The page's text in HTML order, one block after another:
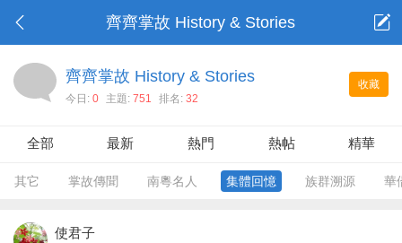
齊齊掌故 History & Stories
收藏
齊齊掌故 History & Stories
今日: 0 主題: 751 排名: 32
全部 最新 熱門 熱帖 精華
其它 掌故傳聞 南粵名人 集體回憶 族群溯源 華
使君子